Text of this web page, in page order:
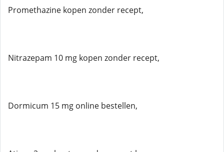
Promethazine kopen zonder recept,
Nitrazepam 10 mg kopen zonder recept,
Dormicum 15 mg online bestellen,